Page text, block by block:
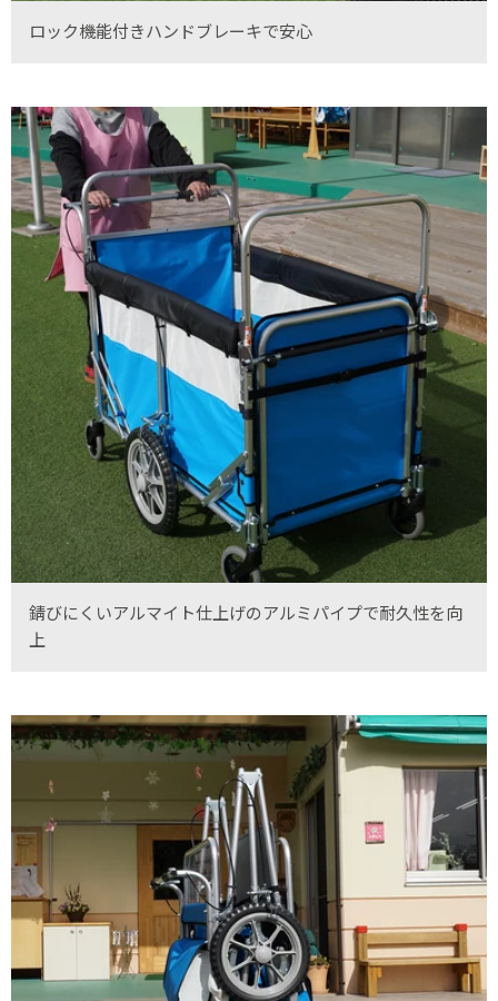
ロック機能付きハンドブレーキで安心
錆びにくいアルマイト仕上げのアルミパイプで耐久性を向
上